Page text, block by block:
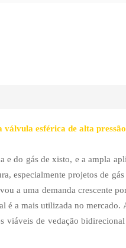
válvula esférica de alta pressão
do gás de xisto, e a ampla
especialmente projetos de
a uma demanda crescente
a mais utilizada no mercado.
​​de vedação